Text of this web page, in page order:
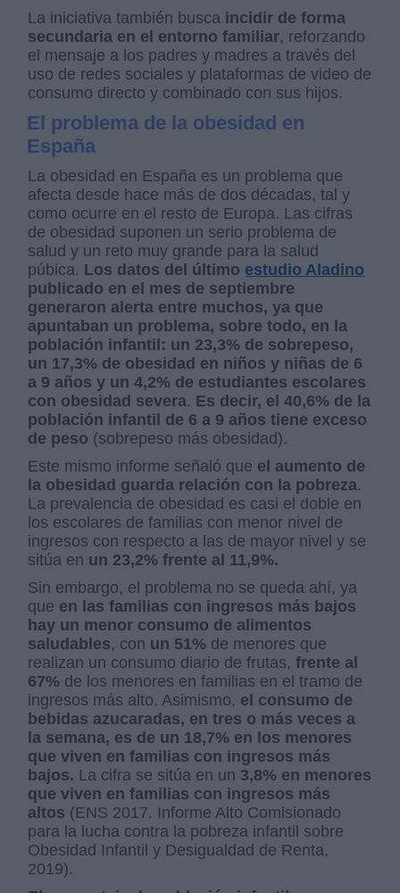
La iniciativa también busca incidir de forma
secundaria en el entorno familiar, reforzando
el mensaje a los padres y madres a través del
uso de redes sociales y plataformas de video de
consumo directo y combinado con sus hijos.
El problema de la obesidad en
España
La obesidad en España es un problema que
afecta desde hace más de dos décadas, tal y
como ocurre en el resto de Europa. Las cifras
de obesidad suponen un serio problema de
salud y un reto muy grande para la salud
púbica. Los datos del último estudio Aladino
publicado en el mes de septiembre
generaron alerta entre muchos, ya que
apuntaban un problema, sobre todo, en la
población infantil: un 23,3% de sobrepeso,
un 17,3% de obesidad en niños y niñas de 6
a 9 años y un 4,2% de estudiantes escolares
con obesidad severa. Es decir, el 40,6% de la
población infantil de 6 a 9 años tiene exceso
de peso (sobrepeso más obesidad).
Este mismo informe señaló que el aumento de
la obesidad guarda relación con la pobreza.
La prevalencia de obesidad es casi el doble en
los escolares de familias con menor nivel de
ingresos con respecto a las de mayor nivel y se
sitúa en un 23,2% frente al 11,9%.
Sin embargo, el problema no se queda ahí, ya
que en las familias con ingresos más bajos
hay un menor consumo de alimentos
saludables, con un 51% de menores que
realizan un consumo diario de frutas, frente al
67% de los menores en familias en el tramo de
ingresos más alto. Asimismo, el consumo de
bebidas azucaradas, en tres o más veces a
la semana, es de un 18,7% en los menores
que viven en familias con ingresos más
bajos. La cifra se sitúa en un 3,8% en menores
que viven en familias con ingresos más
altos (ENS 2017. Informe Alto Comisionado
para la lucha contra la pobreza infantil sobre
Obesidad Infantil y Desigualdad de Renta,
2019).